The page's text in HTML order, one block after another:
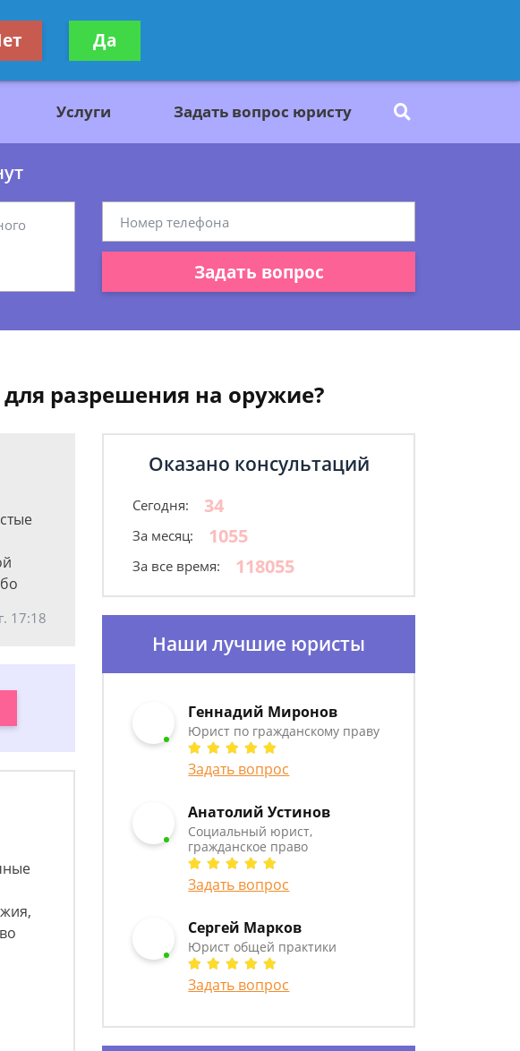
Получите консультацию
бесплатно
Услуги Задать вопрос юристу
Задать вопрос
разрешения на оружие?
17:18
Оказано консультаций
Сегодня: 34
За месяц: 1055
За все время: 118055
Наши лучшие юристы
Геннадий Миронов
Юрист по гражданскому праву
Задать вопрос
Анатолий Устинов
Социальный юрист,
гражданское право
Задать вопрос
Сергей Марков
Юрист общей практики
Задать вопрос
Да